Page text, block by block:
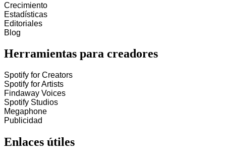
Crecimiento
Estadísticas
Editoriales
Blog
Herramientas para creadores
Spotify for Creators
Spotify for Artists
Findaway Voices
Spotify Studios
Megaphone
Publicidad
Enlaces útiles